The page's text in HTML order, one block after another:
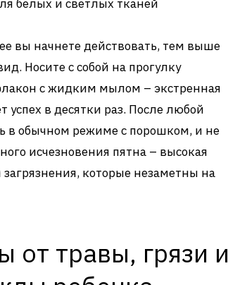
белых и светлых тканей
вы начнете действовать, тем выше
Носите с собой на прогулку
с жидким мылом – экстренная
успех в десятки раз. После любой
в обычном режиме с порошком, и не
исчезновения пятна – высокая
которые незаметны на
от травы, грязи и